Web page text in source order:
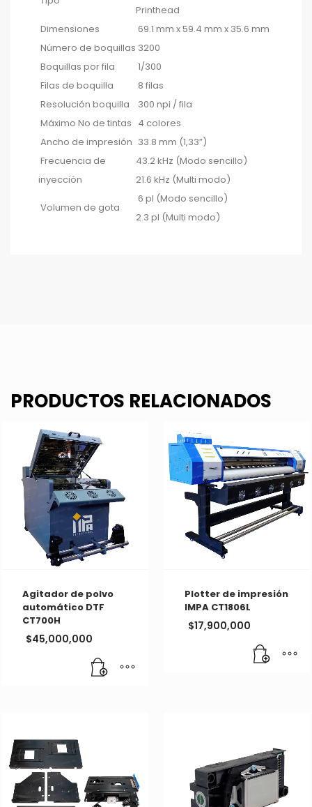
Printhead
Dimensiones
69.1 mm x 59.4 mm x 35.6 mm
Número de boquillas 3200
Boquillas por fila
1/300
Filas de boquilla
8 filas
Resolución boquilla
300 npi / fila
Máximo No de tintas 4 colores
Ancho de impresión 33.8 mm (1,33”)
Frecuencia de
inyección
43.2 kHz (Modo sencillo)
21.6 kHz (Multi modo)
Volumen de gota
6 pl (Modo sencillo)
2.3 pl (Multi modo)
PRODUCTOS RELACIONADOS
Agitador de polvo
automático DTF
CT700H
$45,000,000
Plotter de impresión
IMPA CT1806L
$17,900,000